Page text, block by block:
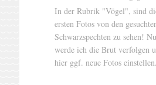
In der Rubrik "Vögel", sind
ersten Fotos von den
Schwarzspechten zu sehen!
werde ich die Brut verfolgen
hier ggf. neue Fotos einstellen.